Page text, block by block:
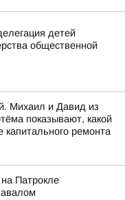
детей
общественной
Михаил и Давид из
показывают, какой
капитального ремонта
Патрокле